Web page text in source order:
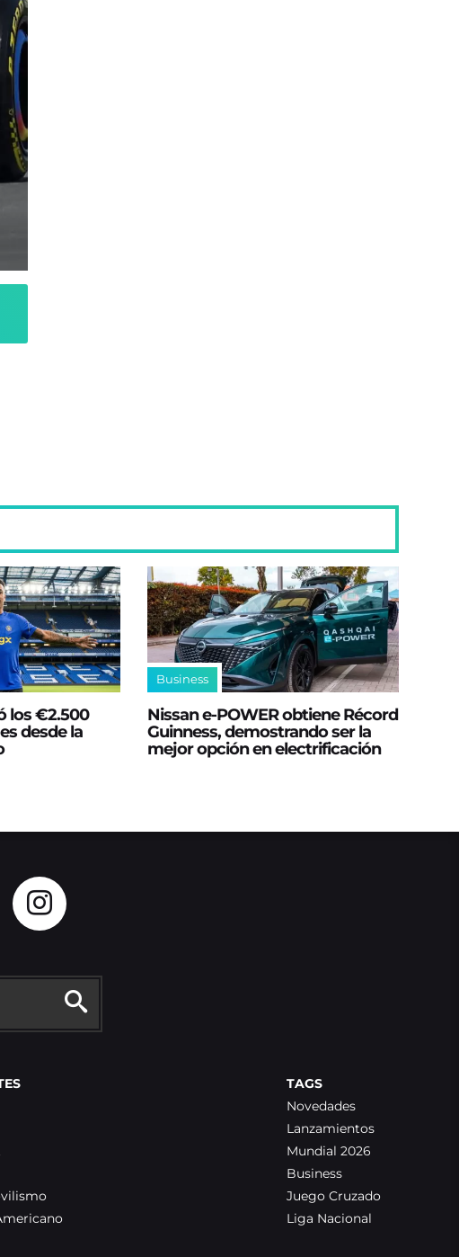
los €2.500
desde la
Business
Nissan e‑POWER obtiene Récord
Guinness, demostrando ser la
mejor opción en electrificación
TAGS
Novedades
Lanzamientos
Mundial 2026
Business
Juego Cruzado
Liga Nacional